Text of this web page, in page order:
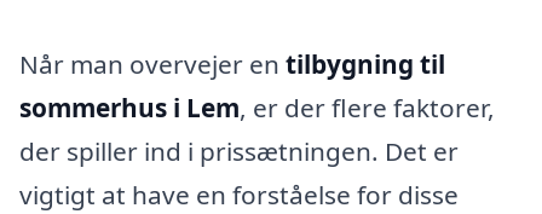
Når man overvejer en tilbygning til
sommerhus i Lem, er der flere faktorer,
der spiller ind i prissætningen. Det er
vigtigt at have en forståelse for disse